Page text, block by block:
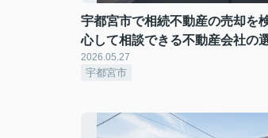
宇都宮市で相続不動産の売却を
心して相談できる不動産会社の
2026.05.27
宇都宮市